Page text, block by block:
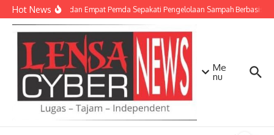
Lewati ke konten
Hot NewsTNI AD dan Empat Pemda Sepakati Pengelolaan Sampah Berbasis
Me
nu